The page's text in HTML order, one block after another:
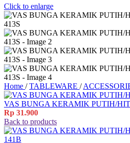
Click to enlarge
Home / TABLEWARE /
VAS BUNGA KERAMIK PUTIH/
Rp 31.900
Back to products